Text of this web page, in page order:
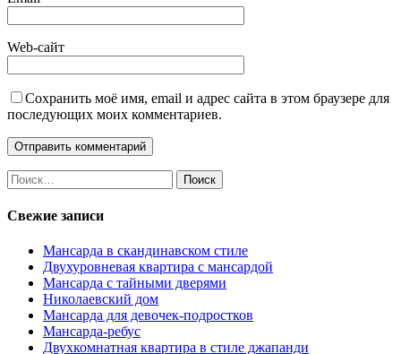
Web-сайт
Сохранить моё имя, email и адрес сайта в этом браузере для
последующих моих комментариев.
Найти:
Свежие записи
Мансарда в скандинавском стиле
Двухуровневая квартира с мансардой
Мансарда с тайными дверями
Николаевский дом
Мансарда для девочек-подростков
Мансарда-ребус
Двухкомнатная квартира в стиле джапанди